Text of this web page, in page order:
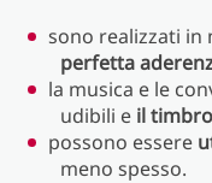
sono realizzati in
perfetta
la musica e le
udibili e il
possono essere
meno spesso.